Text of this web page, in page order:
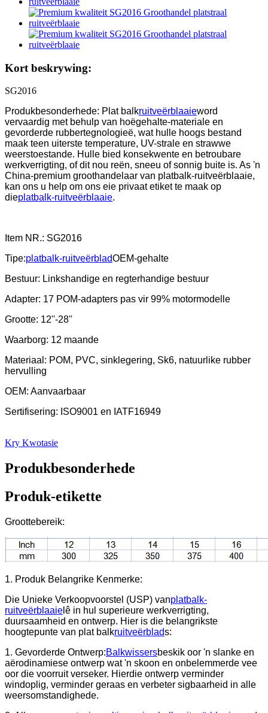
Kort beskrywing:
SG2016
Produkbesonderhede: Plat balkruitveërblaaieword
vervaardig met behulp van hoëgehalte-materiale en
gevorderde rubbertegnologieë, wat hulle hoogs bestand
maak teen uiterste temperature, UV-strale en strawwe
weerstoestande. Hulle bied konsekwente en betroubare
werkverrigting, of dit nou reën, sneeu of sonnig buite is. As 'n
China-premium groothandelaar van platbalk-ruitveërblaaie,
kan ons u help om ons eie privaat etiket te maak op
dieplatbalk-ruitveërblaaie.
Item NR.: SG2016
Tipe:platbalk-ruitveërbladOEM-gehalte
Bestuur: Linkshandige en regterhandige bestuur
Adapter: 17 POM-adapters pas vir 99% motormodelle
Grootte: 12''-28''
Waarborg: 12 maande
Materiaal: POM, PVC, sinklegering, Sk6, natuurlike rubber
hervulling
OEM: Aanvaarbaar
Sertifisering: ISO9001 en IATF16949
Kry Kwotasie
Produkbesonderhede
Produk-etikette
Groottebereik:
1. Produk Belangrike Kenmerke:
Die Unieke Verkoopvoorstel (USP) vanplatbalk-
ruitveërblaaie lê in hul superieure werkverrigting,
duursaamheid en ontwerp. Hier is die belangrikste
hoogtepunte van plat balkruitveërblads:
1. Gevorderde Ontwerp:Balkwissersbeskik oor 'n slanke en
aërodinamiese ontwerp wat 'n skoon en onbelemmerde vee
oor die voorruit verseker. Hierdie ontwerp verminder
windoplig, verminder geraas en verbeter sigbaarheid in alle
weersomstandighede.